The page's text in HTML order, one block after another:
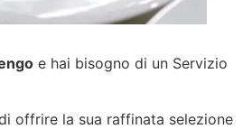
e hai bisogno di un Servizio
offrire la sua raffinata selezione